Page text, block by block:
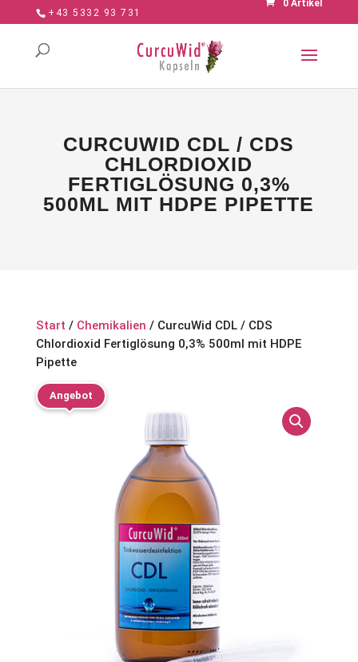
+43 5332 93 731
0 Artikel
CURCUWID CDL / CDS
CHLORDIOXID
FERTIGLÖSUNG 0,3%
500ML MIT HDPE PIPETTE
Start / Chemikalien / CurcuWid CDL / CDS
Chlordioxid Fertiglösung 0,3% 500ml mit HDPE
Pipette
Angebot